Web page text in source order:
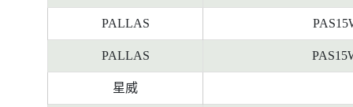
PALLAS
PALLAS
星威